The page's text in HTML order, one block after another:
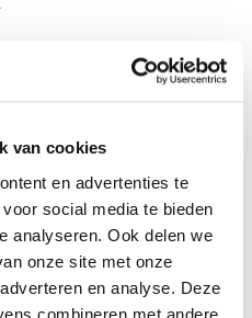
van cookies
en advertenties te
social media te bieden
analyseren. Ook delen we
onze site met onze
en analyse. Deze
combineren met andere
de mooiste verhalen en het
u dan nu in voor onze